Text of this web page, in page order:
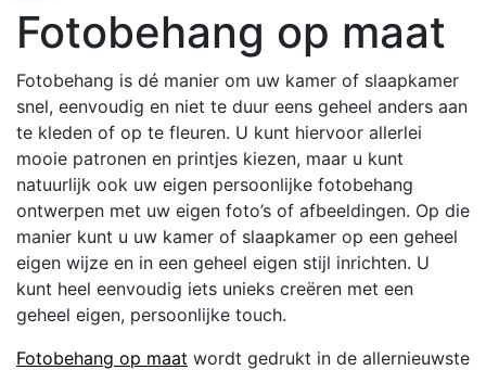
Fotobehang op maat
Fotobehang is dé manier om uw kamer of slaapkamer
snel, eenvoudig en niet te duur eens geheel anders aan
te kleden of op te fleuren. U kunt hiervoor allerlei
mooie patronen en printjes kiezen, maar u kunt
natuurlijk ook uw eigen persoonlijke fotobehang
ontwerpen met uw eigen foto’s of afbeeldingen. Op die
manier kunt u uw kamer of slaapkamer op een geheel
eigen wijze en in een geheel eigen stijl inrichten. U
kunt heel eenvoudig iets unieks creëren met een
geheel eigen, persoonlijke touch.
Fotobehang op maat wordt gedrukt in de allernieuwste